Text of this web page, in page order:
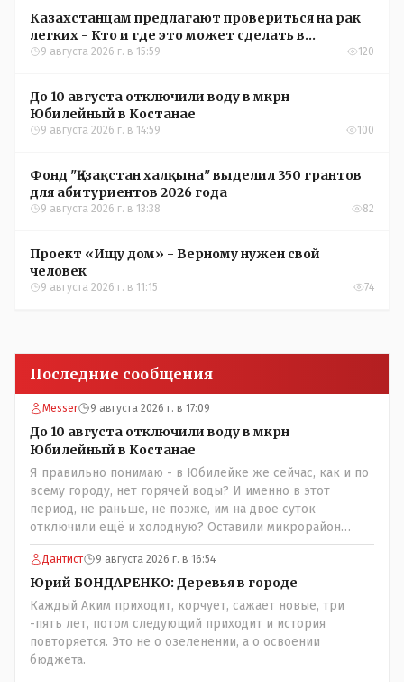
Казахстанцам предлагают провериться на рак
легких - Кто и где это может сделать в
Костанайской области
9 августа 2026 г. в 15:59 120
До 10 августа отключили воду в мкрн
Юбилейный в Костанае
9 августа 2026 г. в 14:59 100
Фонд "Қазақстан халқына" выделил 350 грантов
для абитуриентов 2026 года
9 августа 2026 г. в 13:38 82
Проект «Ищу дом» - Верному нужен свой
человек
9 августа 2026 г. в 11:15 74
Последние сообщения
Messer 9 августа 2026 г. в 17:09
До 10 августа отключили воду в мкрн
Юбилейный в Костанае
Я правильно понимаю - в Юбилейке же сейчас, как и по
всему городу, нет горячей воды? И именно в этот
период, не раньше, не позже, им на двое суток
отключили ещё и холодную? Оставили микрорайон
вообще без воды?
Дантист 9 августа 2026 г. в 16:54
Юрий БОНДАРЕНКО: Деревья в городе
Каждый Аким приходит, корчует, сажает новые, три
-пять лет, потом следующий приходит и история
повторяется. Это не о озеленении, а о освоении
бюджета.